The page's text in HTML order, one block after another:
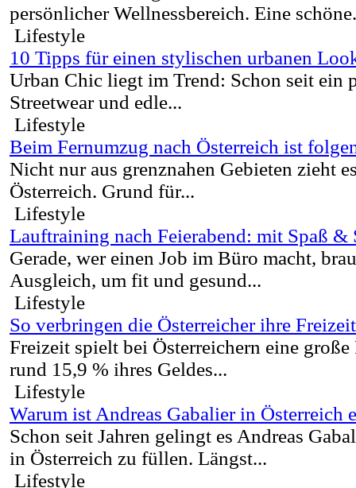
persönlicher Wellnessbereich. Eine
Lifestyle
10 Tipps für einen stylischen urbanen
Urban Chic liegt im Trend: Schon seit ein
Streetwear und edle...
Lifestyle
Beim Fernumzug nach Österreich ist
Nicht nur aus grenznahen Gebieten zieht
Österreich. Grund für...
Lifestyle
Lauftraining nach Feierabend: mit Spaß &
Gerade, wer einen Job im Büro macht,
Ausgleich, um fit und gesund...
Lifestyle
So verbringen die Österreicher ihre Freizeit
Freizeit spielt bei Österreichern eine
rund 15,9 % ihres Geldes...
Lifestyle
Warum ist Andreas Gabalier in Österreich
Schon seit Jahren gelingt es Andreas
in Österreich zu füllen. Längst...
Lifestyle